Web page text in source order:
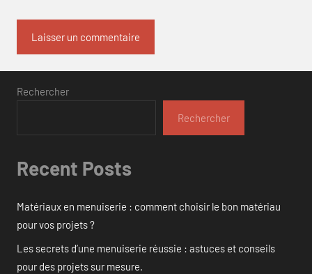
Rechercher
Rechercher
Recent Posts
Matériaux en menuiserie : comment choisir le bon matériau
pour vos projets ?
Les secrets d’une menuiserie réussie : astuces et conseils
pour des projets sur mesure.